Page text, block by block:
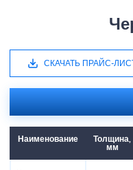
СКАЧАТЬ ПРАЙС-
Наименование
Толщина,
мм